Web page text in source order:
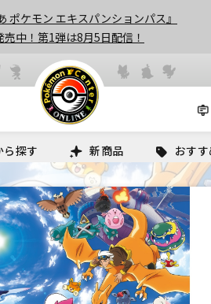
ポケモン エキスパンションパス』
売中！第1弾は8月5日配信！
ら探す 新商品 おす